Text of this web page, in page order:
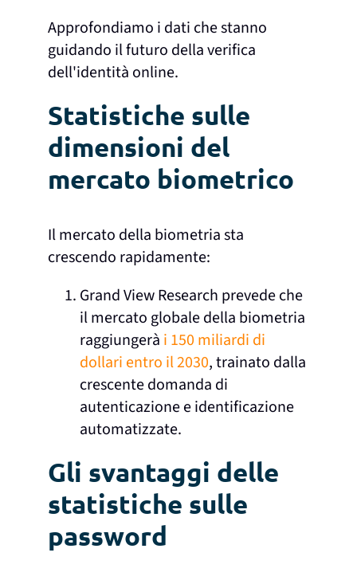
Approfondiamo i dati che stanno
guidando il futuro della verifica
dell'identità online.
Statistiche sulle
dimensioni del
mercato biometrico
Il mercato della biometria sta
crescendo rapidamente:
Grand View Research prevede che
il mercato globale della biometria
raggiungerà i 150 miliardi di
dollari entro il 2030, trainato dalla
crescente domanda di
autenticazione e identificazione
automatizzate.
Gli svantaggi delle
statistiche sulle
password